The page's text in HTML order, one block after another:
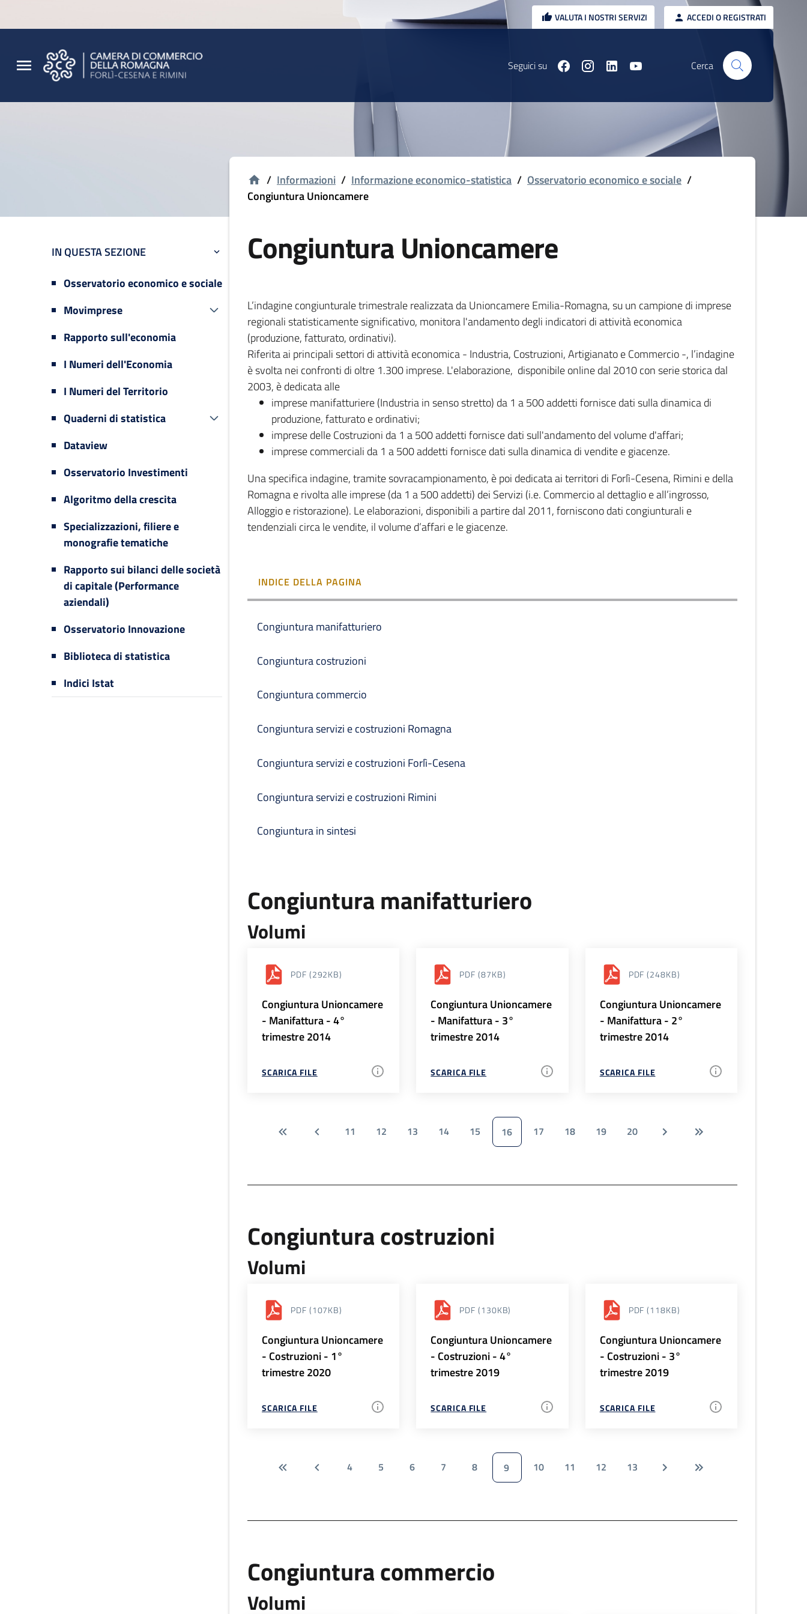
VALUTA I NOSTRI SERVIZI ACCEDI O REGISTRATI
Seguici su Cerca
IN QUESTA SEZIONE
Osservatorio economico e sociale
Movimprese
Rapporto sull'economia
I Numeri dell'Economia
I Numeri del Territorio
Quaderni di statistica
Dataview
Osservatorio Investimenti
Algoritmo della crescita
Specializzazioni, filiere e
monografie tematiche
Rapporto sui bilanci delle società
di capitale (Performance
aziendali)
Osservatorio Innovazione
Biblioteca di statistica
Indici Istat
/ Informazioni / Informazione economico-statistica / Osservatorio economico e sociale /
Congiuntura Unioncamere
Congiuntura Unioncamere
L’indagine congiunturale trimestrale realizzata da Unioncamere Emilia-Romagna, su un campione di imprese
regionali statisticamente significativo, monitora l'andamento degli indicatori di attività economica
(produzione, fatturato, ordinativi).
Riferita ai principali settori di attività economica - Industria, Costruzioni, Artigianato e Commercio -, l’indagine
è svolta nei confronti di oltre 1.300 imprese. L'elaborazione, disponibile online dal 2010 con serie storica dal
2003, è dedicata alle
imprese manifatturiere (Industria in senso stretto) da 1 a 500 addetti fornisce dati sulla dinamica di
produzione, fatturato e ordinativi;
imprese delle Costruzioni da 1 a 500 addetti fornisce dati sull'andamento del volume d'affari;
imprese commerciali da 1 a 500 addetti fornisce dati sulla dinamica di vendite e giacenze.
Una specifica indagine, tramite sovracampionamento, è poi dedicata ai territori di Forlì-Cesena, Rimini e della
Romagna e rivolta alle imprese (da 1 a 500 addetti) dei Servizi (i.e. Commercio al dettaglio e all’ingrosso,
Alloggio e ristorazione). Le elaborazioni, disponibili a partire dal 2011, forniscono dati congiunturali e
tendenziali circa le vendite, il volume d’affari e le giacenze.
INDICE DELLA PAGINA
Congiuntura manifatturiero
Congiuntura costruzioni
Congiuntura commercio
Congiuntura servizi e costruzioni Romagna
Congiuntura servizi e costruzioni Forlì-Cesena
Congiuntura servizi e costruzioni Rimini
Congiuntura in sintesi
Congiuntura manifatturiero
Volumi
PDF (292KB)
Congiuntura Unioncamere
- Manifattura - 4°
trimestre 2014
SCARICA FILE
PDF (87KB)
Congiuntura Unioncamere
- Manifattura - 3°
trimestre 2014
SCARICA FILE
PDF (248KB)
Congiuntura Unioncamere
- Manifattura - 2°
trimestre 2014
SCARICA FILE
11 12 13 14 15 16 17 18 19 20
Congiuntura costruzioni
Volumi
PDF (107KB)
Congiuntura Unioncamere
- Costruzioni - 1°
trimestre 2020
SCARICA FILE
PDF (130KB)
Congiuntura Unioncamere
- Costruzioni - 4°
trimestre 2019
SCARICA FILE
PDF (118KB)
Congiuntura Unioncamere
- Costruzioni - 3°
trimestre 2019
SCARICA FILE
4 5 6 7 8 9 10 11 12 13
Congiuntura commercio
Volumi